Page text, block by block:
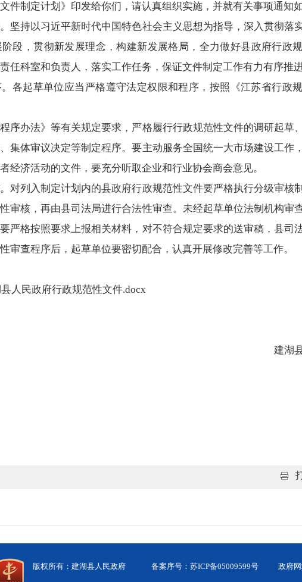
件制定计划》印发给你们，请认真组织实施，并就有关事项通知如
坚持以习近平新时代中国特色社会主义思想为指导，深入贯彻落
段，贯彻新发展理念，构建新发展格局，全力做好县政府行政
任科室和负责人，落实工作任务，保证文件制定工作有力有序推进
各起草单位应当严格遵守法定权限和程序，按照《江苏省行政
序办法》等有关规定要求，严格履行行政规范性文件的调研起草
集体审议决定等制定程序。要主动服务全国统一大市场建设工作
经济活动的文件，要充分听取企业和行业协会商会意见。
对列入制定计划内的县政府行政规范性文件要严格执行分级审核
审核，再由县司法局进行合法性审查。未经起草单位法制机构审
严格按照要求上报相关材料，对不符合规定要求的送审稿，县司
审查程序后，起草单位要密切配合，认真开展修改完善等工作。
人民政府行政规范性文件.docx
建湖
版权所有：建湖县人民政府 备案序号：苏ICP备05009599号 政府